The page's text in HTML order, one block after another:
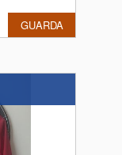
GUARDA